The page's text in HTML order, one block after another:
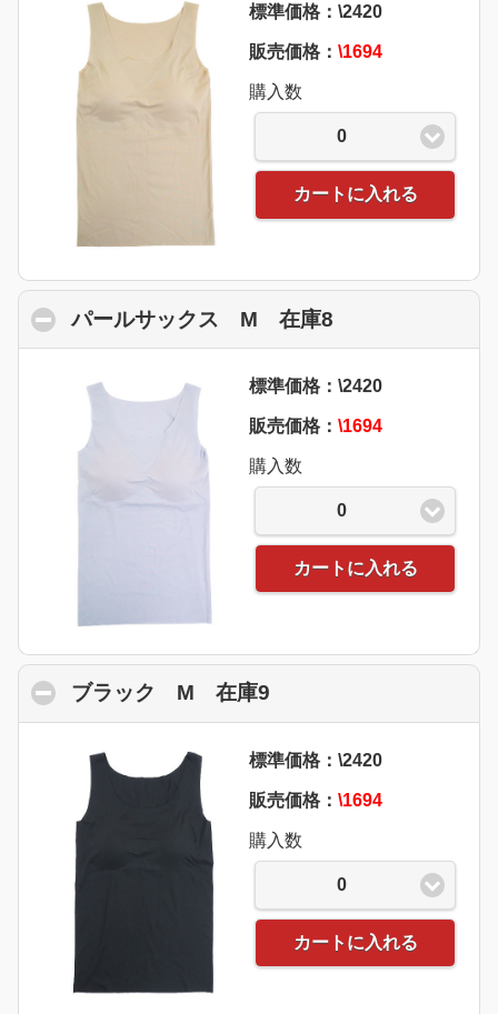
標準価格：\2420
販売価格： \1694
購入数
0
カートに入れる
パールサックス M 在庫8
標準価格：\2420
販売価格： \1694
購入数
0
カートに入れる
ブラック M 在庫9
標準価格：\2420
販売価格： \1694
購入数
0
カートに入れる